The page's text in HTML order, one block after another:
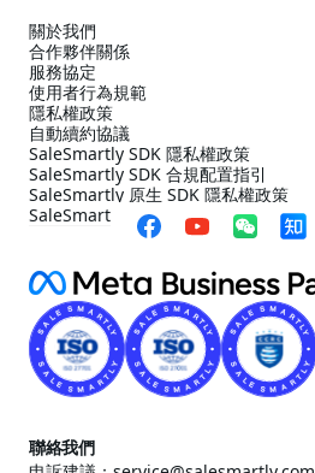
關於我們
合作夥伴關係
服務協定
使用者行為規範
隱私權政策
自動續約協議
SaleSmartly SDK 隱私權政策
SaleSmartly SDK 合規配置指引
SaleSmartly 原生 SDK 隱私權政策
SaleSmartly 原生 SDK 合規配置指引
聯絡我們